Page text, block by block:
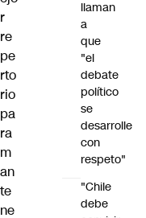
r
re
pe
rto
rio
pa
ra
m
an
te
ne
llaman
a
que
"el
debate
político
se
desarrolle
con
respeto"
"Chile
debe